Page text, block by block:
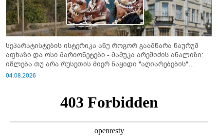
სეპარატისტების ისტერიკა ანუ როგორ გაამწარა ნაურუმ
აფხაზი და ოსი მარიონეტები - მამუკა არეშიძის ანალიზი:
იშლება თუ არა რუსეთის მიერ ნაყიდი "აღიარებების"
სისტემა?!
04.08.2026